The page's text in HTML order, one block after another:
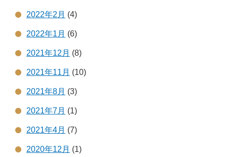
2022年2月 (4)
2022年1月 (6)
2021年12月 (8)
2021年11月 (10)
2021年8月 (3)
2021年7月 (1)
2021年4月 (7)
2020年12月 (1)